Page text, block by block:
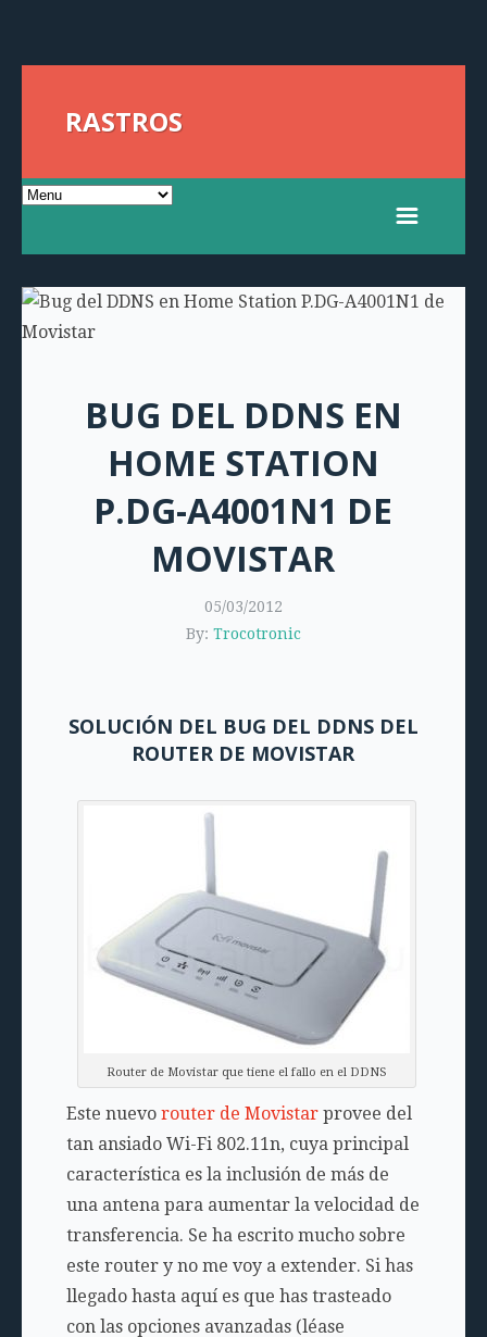
RASTROS
BUG DEL DDNS EN
HOME STATION
P.DG-A4001N1 DE
MOVISTAR
05/03/2012
By: Trocotronic
SOLUCIÓN DEL BUG DEL DDNS DEL
ROUTER DE MOVISTAR
Router de Movistar que tiene el fallo en el DDNS
Este nuevorouter de Movistarprovee del
tan ansiado Wi-Fi 802.11n, cuya principal
característica es la inclusión de más de
una antena para aumentar la velocidad de
transferencia. Se ha escrito mucho sobre
este router y no me voy a extender. Si has
llegado hasta aquí es que has trasteado
con las opciones avanzadas (léase